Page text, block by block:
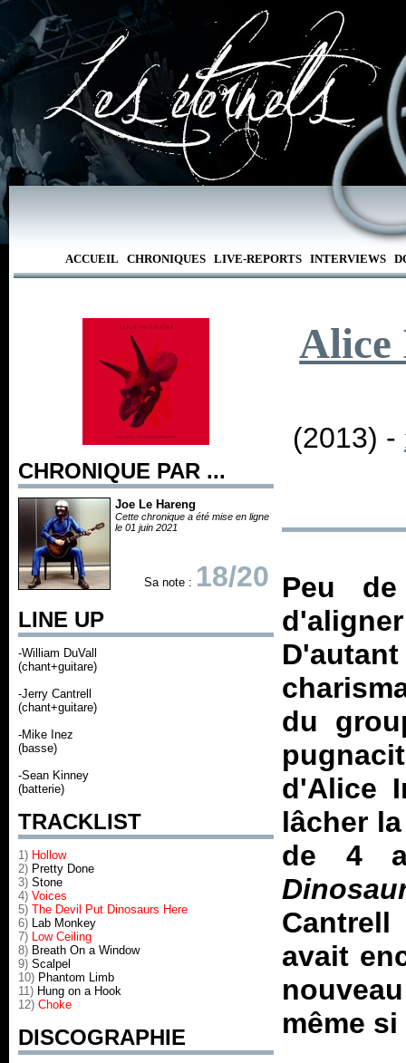
ACCUEIL CHRONIQUES LIVE-REPORTS INTERVIEWS
CHRONIQUE PAR ...
Joe Le Hareng
Cette chronique a été mise en ligne
le 01 juin 2021
Sa note : 18/20
LINE UP
-William DuVall
(chant+guitare)
-Jerry Cantrell
(chant+guitare)
-Mike Inez
(basse)
-Sean Kinney
(batterie)
TRACKLIST
1) Hollow
2) Pretty Done
3) Stone
4) Voices
5) The Devil Put Dinosaurs Here
6) Lab Monkey
7) Low Ceiling
8) Breath On a Window
9) Scalpel
10) Phantom Limb
11) Hung on a Hook
12) Choke
DISCOGRAPHIE
Alice
(2013) -
Peu
du
d'Alice
lâcher
de 4
avait
même